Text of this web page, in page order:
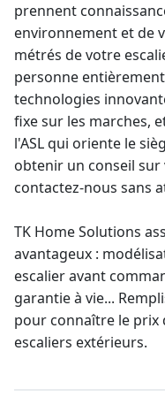
prennent
environnement et de
métrés de votre
personne
technologies
fixe sur les marches,
l'ASL qui oriente le
obtenir un conseil sur
contactez-nous sans
TK Home Solutions
avantageux :
escalieravant
garantie à vie...
pour connaître le prix
escaliers extérieurs.